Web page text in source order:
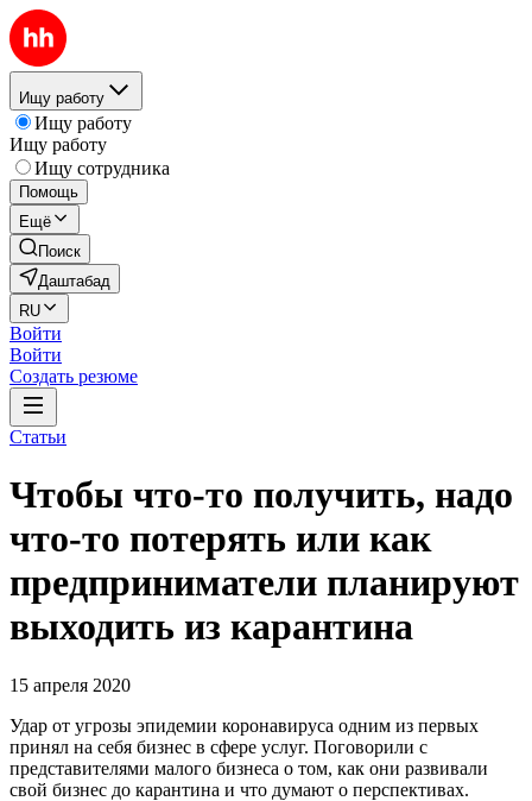
Ищу работу
Ищу работу
Ищу работу
Ищу сотрудника
Помощь
Ещё
Поиск
Даштабад
RU
Войти
Войти
Создать резюме
Статьи
Чтобы что-то получить, надо
что-то потерять или как
предприниматели планируют
выходить из карантина
15 апреля 2020
Удар от угрозы эпидемии коронавируса одним из первых
принял на себя бизнес в сфере услуг. Поговорили с
представителями малого бизнеса о том, как они развивали
свой бизнес до карантина и что думают о перспективах.